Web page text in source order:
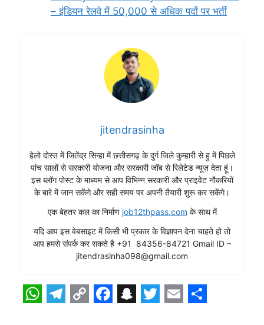
– इंडियन रेलवे में 50,000 से अधिक पदों पर भर्ती
jitendrasinha
हेलो दोस्त में जितेंद्र सिन्हा में छत्तीसगढ़ के दुर्ग जिले कुम्हारी से हु में पिछले
पांच सालों से सरकारी योजना और सरकारी जॉब से रिलेटेड न्यूज़ देता हूं।
इस ब्लॉग पोस्ट के माध्यम से आप विभिन्न सरकारी और प्राइवेट नौकरियों
के बारे में जान सकेंगे और सही समय पर अपनी तैयारी शुरू कर सकेंगे।
एक बेहतर कल का निर्माण job12thpass.com के साथ में
यदि आप इस वेबसाइट में किसी भी प्रकार के विज्ञापन देना चाहते हो तो
आप हमसे संपर्क कर सकते है +91 84356-84721 Gmail ID –
jitendrasinha098@gmail.com